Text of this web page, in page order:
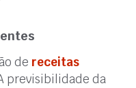
de receitas
previsibilidade da